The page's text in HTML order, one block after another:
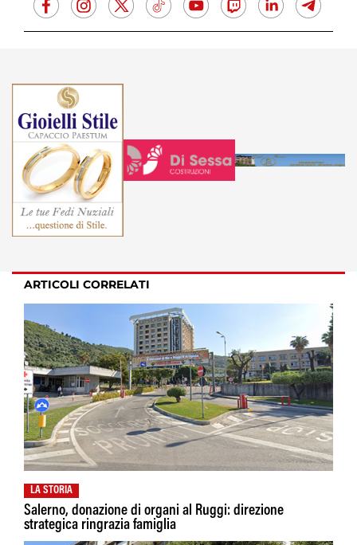
ARTICOLI CORRELATI
LA STORIA
Salerno, donazione di organi al Ruggi: direzione
strategica ringrazia famiglia